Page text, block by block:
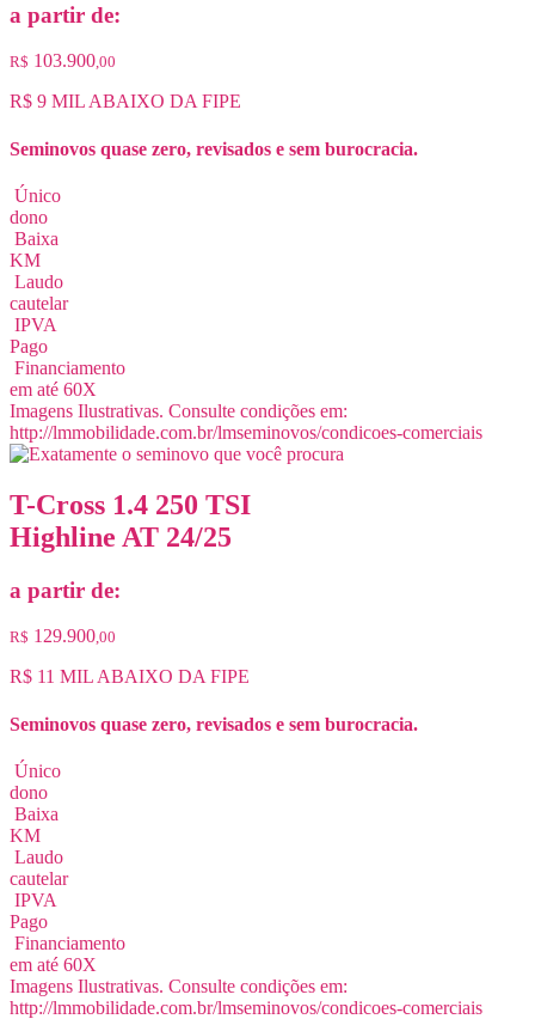
a partir de:
R$ 103.900,00
R$ 9 MIL ABAIXO DA FIPE
Seminovos quase zero, revisados e sem burocracia.
Único
dono
Baixa
KM
Laudo
cautelar
IPVA
Pago
Financiamento
em até 60X
Imagens Ilustrativas. Consulte condições em:
http://lmmobilidade.com.br/lmseminovos/condicoes-comerciais
T-Cross 1.4 250 TSI
Highline AT 24/25
a partir de:
R$ 129.900,00
R$ 11 MIL ABAIXO DA FIPE
Seminovos quase zero, revisados e sem burocracia.
Único
dono
Baixa
KM
Laudo
cautelar
IPVA
Pago
Financiamento
em até 60X
Imagens Ilustrativas. Consulte condições em:
http://lmmobilidade.com.br/lmseminovos/condicoes-comerciais